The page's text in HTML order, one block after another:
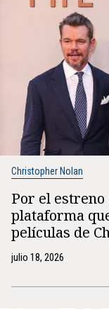
Christopher Nolan
Por el estreno
plataforma
películas de
julio 18, 2026